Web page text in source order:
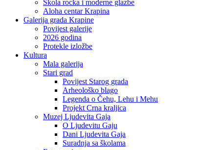
Škola rocka i moderne glazbe
Aloha centar Krapina
Galerija grada Krapine
Povijest galerije
2026 godina
Protekle izložbe
Kultura
Mala galerija
Stari grad
Povijest Starog grada
Arheološko blago
Legenda o Čehu, Lehu i Mehu
Projekt Crna kraljica
Muzej Ljudevita Gaja
O Ljudevitu Gaju
Dani Ljudevita Gaja
Suradnja sa školama